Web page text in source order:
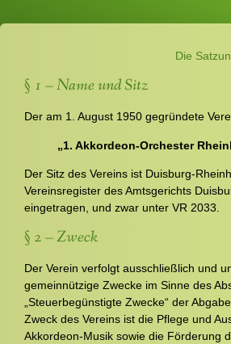
Die
§ 1 – Name und Sitz
Der am 1. August 1950 gegründete
„1. Akkordeon-Orchester
Der Sitz des Vereins ist Duisburg-
Vereinsregister des Amtsgerichts
eingetragen, und zwar unter VR 2033.
§ 2 – Zweck
Der Verein verfolgt ausschließlich und
gemeinnützige Zwecke im Sinne des
„Steuerbegünstigte Zwecke“ der
Zweck des Vereins ist die Pflege und
Akkordeon-Musik sowie die Förderung